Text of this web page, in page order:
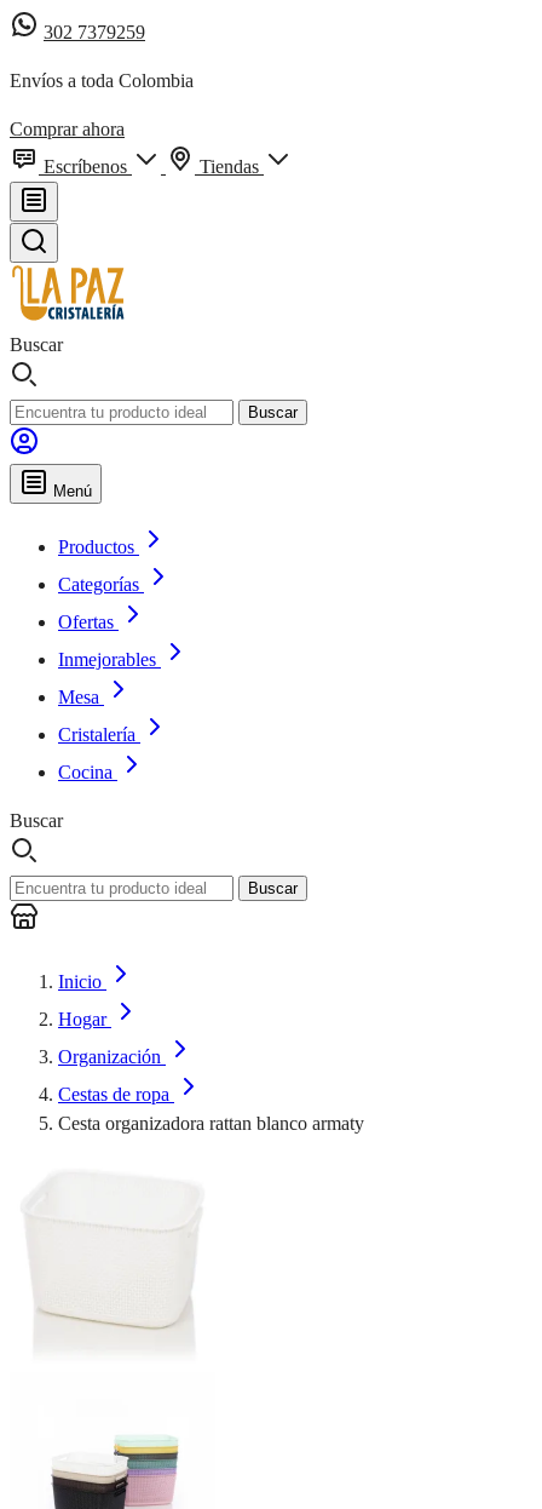
302 7379259
Envíos a toda Colombia
Comprar ahora
Escríbenos
Tiendas
Buscar
Buscar
Menú
Productos
Categorías
Ofertas
Inmejorables
Mesa
Cristalería
Cocina
Buscar
Buscar
Inicio
Hogar
Organización
Cestas de ropa
Cesta organizadora rattan blanco armaty